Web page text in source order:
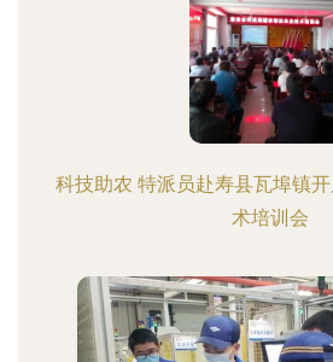
科技助农 特派员赴寿县瓦埠镇
术培训会